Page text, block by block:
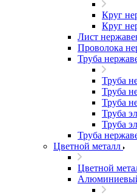
Круг
Круг
Лист
Проволока
Труба
Труба
Труба
Труба
Труба
Труба
Труба
Цветной металл
Цветной